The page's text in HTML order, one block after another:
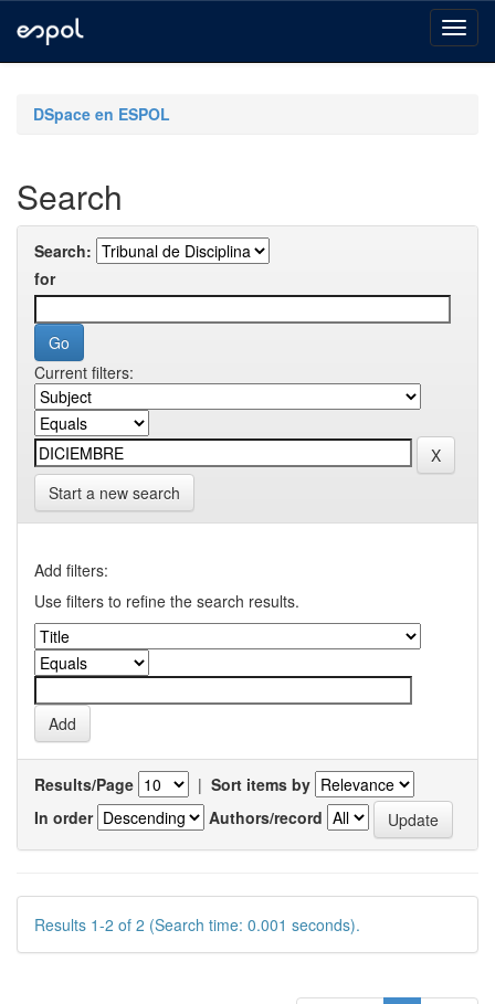
navigationDSpace en ESPOL
Search
Search:
for
Current filters:
Start a new search
Add filters:
Use filters to refine the search results.
Results/Page | Sort items by
In order
Authors/record
Results 1-2 of 2 (Search time: 0.001 seconds).